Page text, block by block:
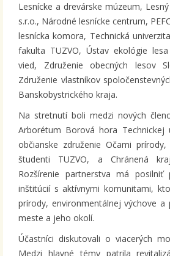
Lesnícke a drevárske múzeum,
s.r.o., Národné lesnícke centrum,
lesnícka komora, Technická
fakulta TUZVO, Ústav ekológie
vied, Združenie obecných lesov
Združenie vlastníkov
Banskobystrického kraja.
Na stretnutí boli medzi nových
Arborétum Borová hora Technickej
občianske združenie Očami
študenti TUZVO, a Chránená
Rozšírenie partnerstva má posilniť
inštitúcií s aktívnymi komunitami,
prírody, environmentálnej výchove a
meste a jeho okolí.
Účastníci diskutovali o viacerých
Medzi hlavné témy patrila